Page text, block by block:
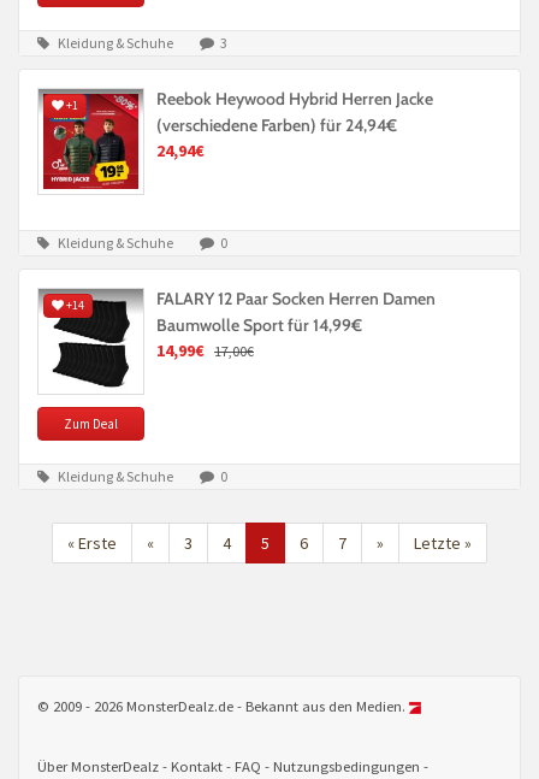
Kleidung & Schuhe 3
+1
Reebok Heywood Hybrid Herren Jacke
(verschiedene Farben) für 24,94€
24,94€
Kleidung & Schuhe 0
+14
Zum Deal
FALARY 12 Paar Socken Herren Damen
Baumwolle Sport für 14,99€
14,99€ 17,00€
Kleidung & Schuhe 0
« Erste « 3 4 5 6 7 » Letzte »
© 2009 - 2026 MonsterDealz.de - Bekannt aus den Medien.
Über MonsterDealz Kontakt FAQ Nutzungsbedingungen